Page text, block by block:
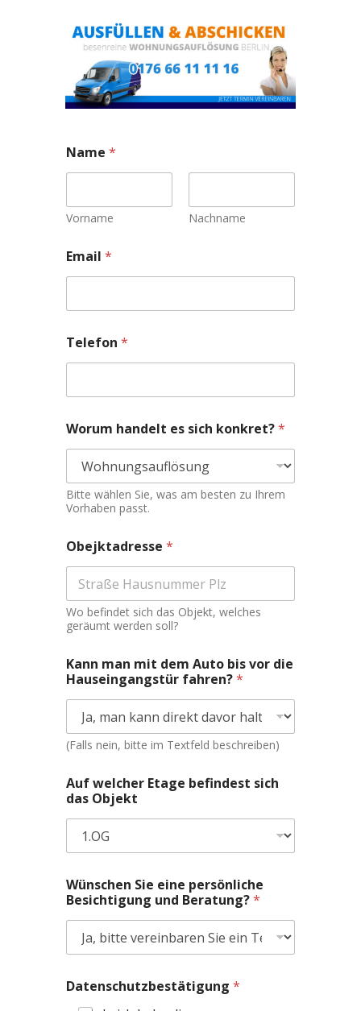
Name *
Vorname Nachname
Email *
Telefon *
Worum handelt es sich konkret?*
Bitte wählen Sie, was am besten zu Ihrem
Vorhaben passt.
Obejktadresse *
Wo befindet sich das Objekt, welches
geräumt werden soll?
e
r
a
u
n
?
W
o
r
m
t
a
e
Kann man mit dem Auto bis vor die
Hauseingangstür fahren?*
(Falls nein, bitte im Textfeld beschreiben)
Auf welcher Etage befindest sich
das Objekt
Wünschen Sie eine persönliche
Besichtigung und Beratung?*
Datenschutzbestätigung *